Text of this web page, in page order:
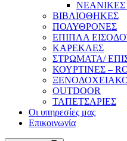
ΝΕΑΝΙΚΕΣ
ΒΙΒΛΙΟΘΗΚΕΣ
ΠΟΛΥΘΡΟΝΕΣ
ΕΠΙΠΛΑ
ΚΑΡΕΚΛΕΣ
ΣΤΡΩΜΑΤΑ/
ΚΟΥΡΤΙΝΕΣ –
OUTDOOR
ΤΑΠΕΤΣΑΡΙΕΣ
Οι υπηρεσίες μας
Επικοινωνία